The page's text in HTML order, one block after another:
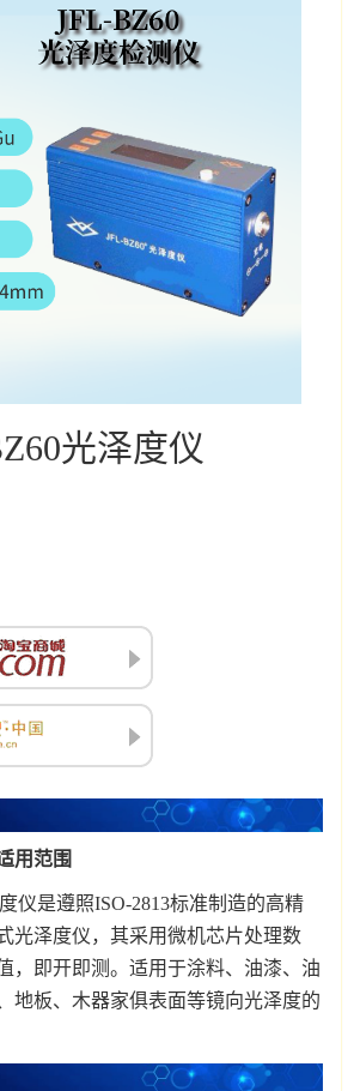
光泽度仪
用范围
仪是遵照ISO-2813标准制造的高精
光泽度仪，其采用微机芯片处理数
，即开即测。适用于涂料、油漆、油
地板、木器家俱表面等镜向光泽度的